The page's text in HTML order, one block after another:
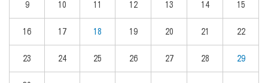
9 10 11 12 13 14 15
16 17 18 19 20 21 22
23 24 25 26 27 28 29